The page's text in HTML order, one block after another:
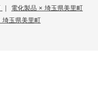
| 電化製品 × 埼玉県美里町
埼玉県美里町